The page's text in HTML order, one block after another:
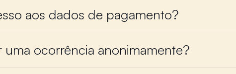
aos dados de pagamento?
uma ocorrência anonimamente?